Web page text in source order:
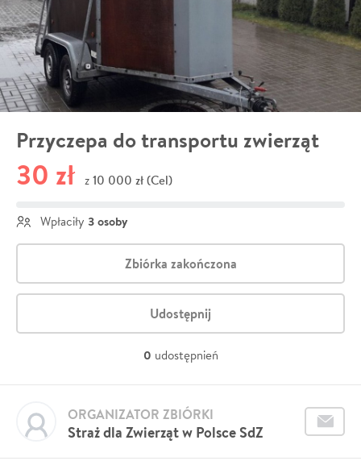
Przyczepa do transportu zwierząt
30 zł z 10 000 zł (Cel)
Wpłaciły 3 osoby
Zbiórka zakończona
Udostępnij
0 udostępnień
Straż dla Zwierząt w Polsce SdZ
ORGANIZATOR ZBIÓRKI